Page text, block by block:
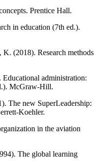
Prentice Hall.
in education (7th ed.).
(2018). Research methods
administration:
McGraw-Hill.
The new SuperLeadership:
Koehler.
in the aviation
The global learning